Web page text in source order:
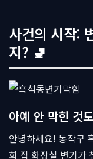
사건의 시작:
지? 🚽
아예 안 막힌 것
안녕하세요! 동작구
희 집 화장실 변기가